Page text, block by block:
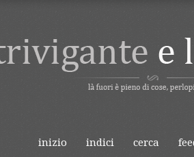
inizio indici cerca